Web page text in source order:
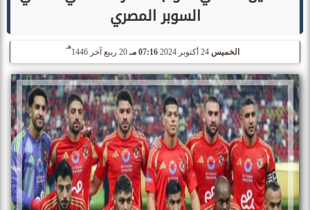
السوبر المصري
الخميس 24 أكتوبر 2024 07:16 مـ 20 ربيع آخر 1446
هـ